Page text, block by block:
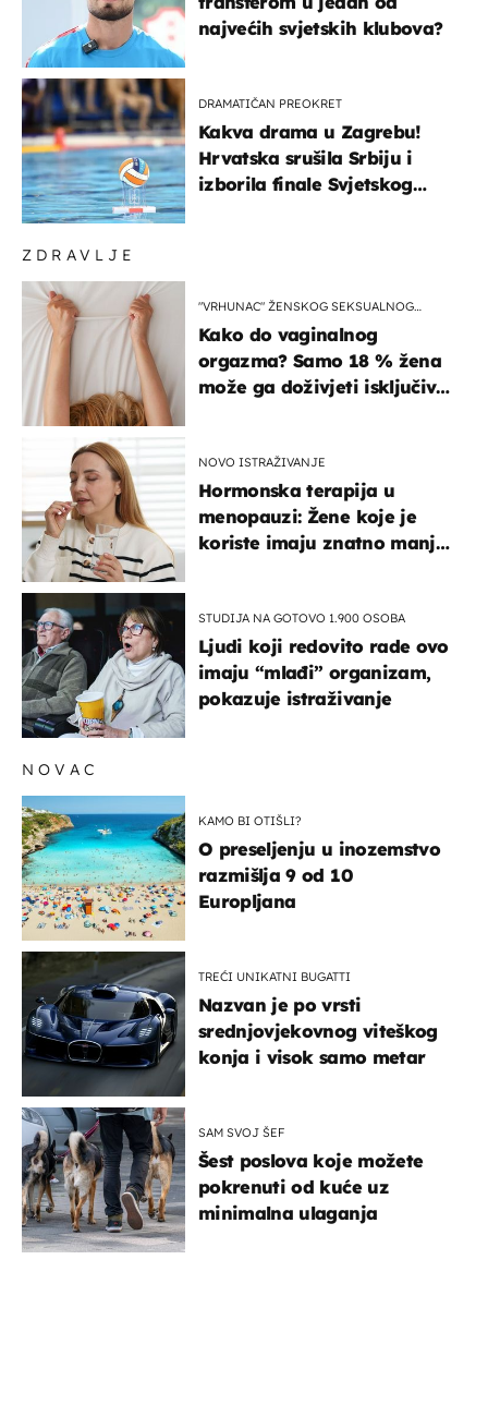
ZDRAVLJE
"VRHUNAC" ŽENSKOG SEKSUALNOG
Kako do vaginalnog
orgazma? Samo 18 % žena
može ga doživjeti isključivo
NOVO ISTRAŽIVANJE
Hormonska terapija u
menopauzi: Žene koje je
koriste imaju znatno manji
STUDIJA NA GOTOVO 1.900 OSOBA
Ljudi koji redovito rade ovo
imaju “mlađi” organizam,
pokazuje istraživanje
najvećih svjetskih klubova?
DRAMATIČAN PREOKRET
Kakva drama u Zagrebu!
Hrvatska srušila Srbiju i
izborila finale Svjetskog
NOVAC
KAMO BI OTIŠLI?
O preseljenju u inozemstvo
razmišlja 9 od 10
Europljana
TREĆI UNIKATNI BUGATTI
Nazvan je po vrsti
srednjovjekovnog viteškog
konja i visok samo metar
SAM SVOJ ŠEF
Šest poslova koje možete
pokrenuti od kuće uz
minimalna ulaganja